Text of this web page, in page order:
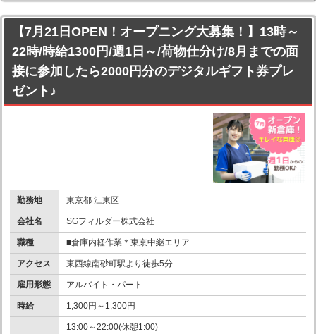
【7月21日OPEN！オープニング大募集！】13時～
22時/時給1300円/週1日～/荷物仕分け/8月までの面
接に参加したら2000円分のデジタルギフト券プレ
ゼント♪
勤務地 東京都 江東区
会社名 SGフィルダー株式会社
職種 ■倉庫内軽作業＊東京中継エリア
アクセス 東西線南砂町駅より徒歩5分
雇用形態 アルバイト・パート
時給 1,300円～1,300円
13:00～22:00(休憩1:00)